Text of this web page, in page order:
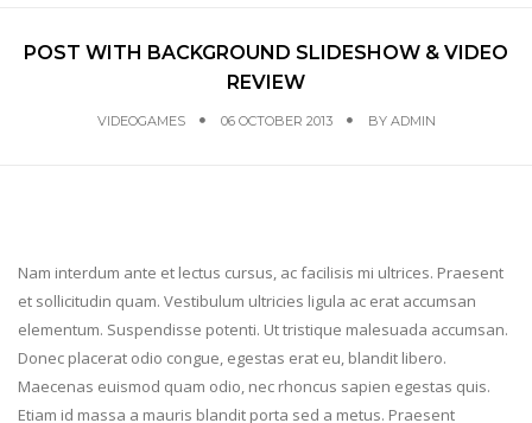
POST WITH BACKGROUND SLIDESHOW & VIDEO
REVIEW
VIDEOGAMES 06 OCTOBER 2013 BY ADMIN
Nam interdum ante et lectus cursus, ac facilisis mi ultrices. Praesent
et sollicitudin quam. Vestibulum ultricies ligula ac erat accumsan
elementum. Suspendisse potenti. Ut tristique malesuada accumsan.
Donec placerat odio congue, egestas erat eu, blandit libero.
Maecenas euismod quam odio, nec rhoncus sapien egestas quis.
Etiam id massa a mauris blandit porta sed a metus. Praesent